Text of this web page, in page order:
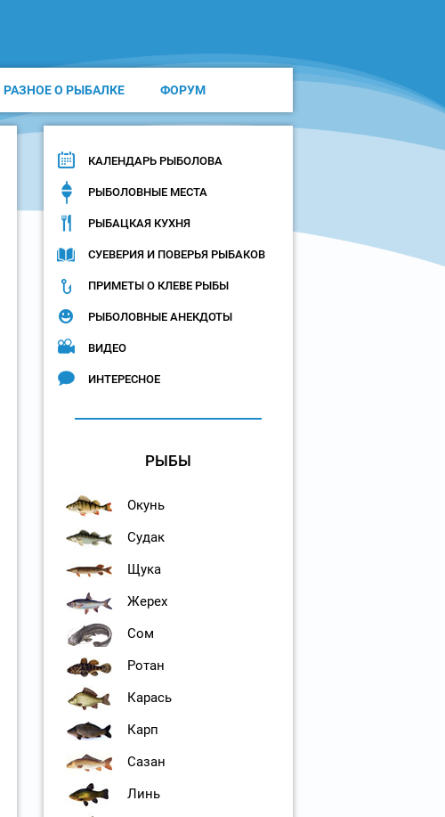
РАЗНОЕ О РЫБАЛКЕ ФОРУМ
КАЛЕНДАРЬ РЫБОЛОВА
РЫБОЛОВНЫЕ МЕСТА
РЫБАЦКАЯ КУХНЯ
СУЕВЕРИЯ И ПОВЕРЬЯ РЫБАКОВ
ПРИМЕТЫ О КЛЕВЕ РЫБЫ
РЫБОЛОВНЫЕ АНЕКДОТЫ
ВИДЕО
ИНТЕРЕСНОЕ
РЫБЫ
Окунь
Судак
Щука
Жерех
Сом
Ротан
Карась
Карп
Сазан
Линь